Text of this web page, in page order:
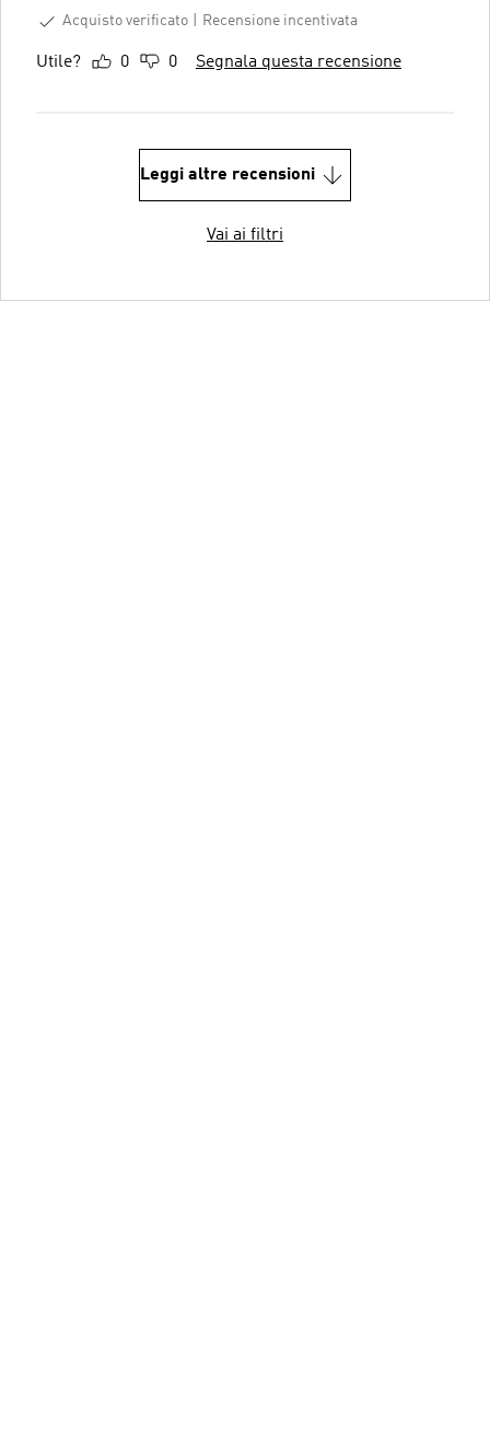
Acquisto verificato
Recensione incentivata
Utile? 0 0 Segnala questa recensione
Leggi altre recensioni
Vai ai filtri